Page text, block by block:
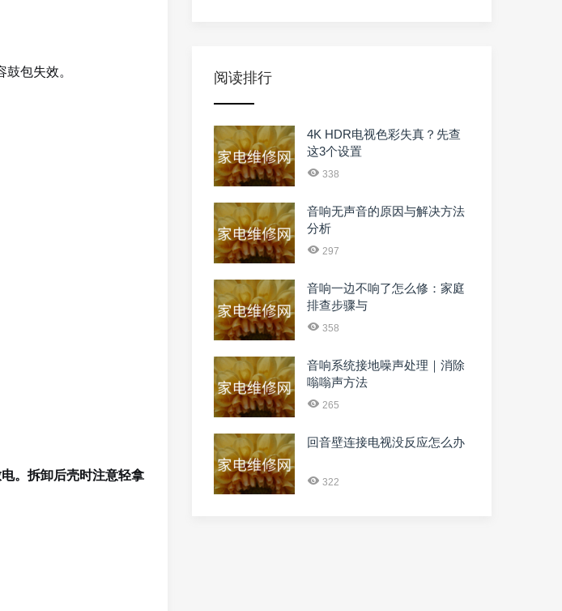
包失效。
。拆卸后壳时注意轻拿
阅读排行
4K HDR电视色彩失真？先查
这3个设置
338
音响无声音的原因与解决方法
分析
297
音响一边不响了怎么修：家庭
排查步骤与
358
音响系统接地噪声处理｜消除
嗡嗡声方法
265
回音壁连接电视没反应怎么办
322